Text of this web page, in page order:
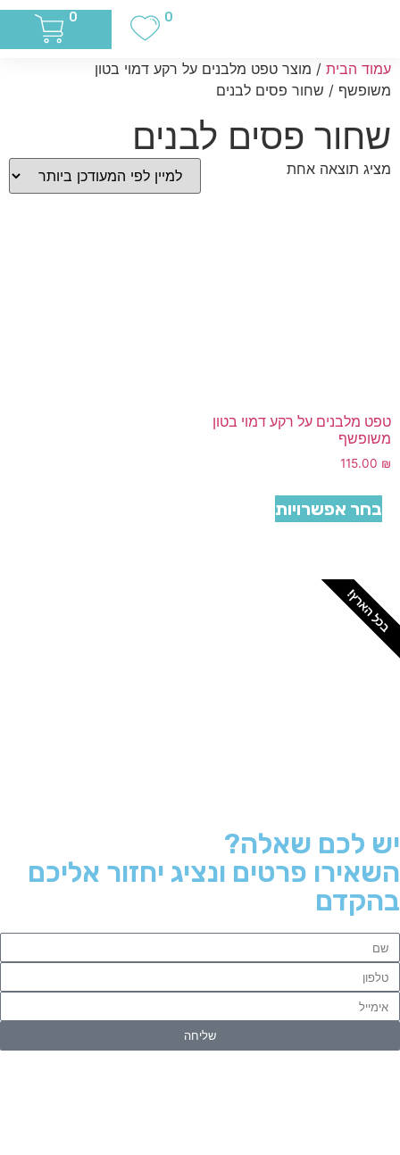
0
0
עמוד הבית / מוצר טפט מלבנים על רקע דמוי בטון
משופשף / שחור פסים לבנים
שחור פסים לבנים
מציג תוצאה אחת
טפט מלבנים על רקע דמוי בטון
משופשף
115.00 ₪
בחר אפשרויות
בכל הארץ!
יש לכם שאלה?
השאירו פרטים ונציג יחזור אליכם
בהקדם
שליחה